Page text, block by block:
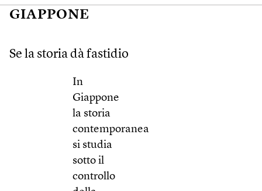
GIAPPONE
Se la storia dà fastidio
In
Giappone
la storia
contemporanea
si studia
sotto il
controllo